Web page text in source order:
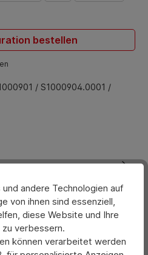
bestellen
/ S1000904.0001 /
Feuerzeug
- VE: 50er Tray /
Mehr
andere Technologien auf
von ihnen sind essenziell,
diese Website und Ihre
zu verbessern.
können verarbeitet werden